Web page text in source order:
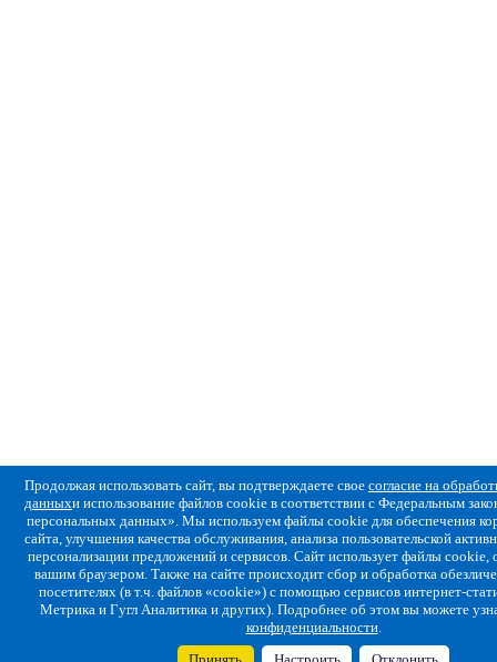
Продолжая использовать сайт, вы подтверждаете свое согласие на
данныхи использование файлов cookie в соответствии с Федеральным
персональных данных». Мы используем файлы cookie для обеспечения
сайта, улучшения качества обслуживания, анализа пользовательской
персонализации предложений и сервисов. Сайт использует файлы cookie,
вашим браузером. Также на сайте происходит сбор и обработка
посетителях (в т.ч. файлов «cookie») с помощью сервисов интернет-
Метрика и Гугл Аналитика и других). Подробнее об этом вы можете
конфиденциальности.